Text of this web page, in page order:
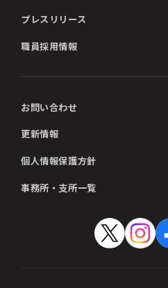
プレスリリース
職員採用情報
お問い合わせ
更新情報
個人情報保護方針
事務所・支所一覧